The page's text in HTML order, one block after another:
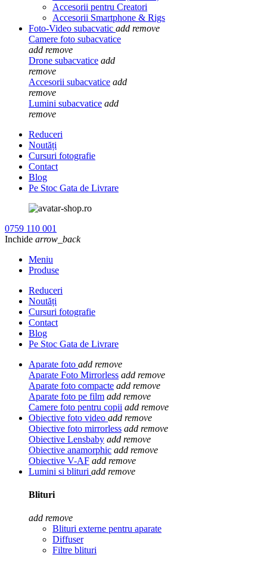
Accesorii pentru Creatori
Accesorii Smartphone & Rigs
Foto-Video subacvatic add remove
Camere foto subacvatice
add remove
Drone subacvatice add
remove
Accesorii subacvatice add
remove
Lumini subacvatice add
remove
Reduceri
Noutăți
Cursuri fotografie
Contact
Blog
Pe Stoc Gata de Livrare
0759 110 001
Inchide arrow_back
Meniu
Produse
Reduceri
Noutăți
Cursuri fotografie
Contact
Blog
Pe Stoc Gata de Livrare
Aparate foto add remove
Aparate Foto Mirrorless add remove
Aparate foto compacte add remove
Aparate foto pe film add remove
Camere foto pentru copii add remove
Obiective foto video add remove
Obiective foto mirrorless add remove
Obiective Lensbaby add remove
Obiective anamorphic add remove
Obiective V-AF add remove
Lumini si blituri add remove
Blituri
add remove
Blituri externe pentru aparate
Diffuser
Filtre blituri